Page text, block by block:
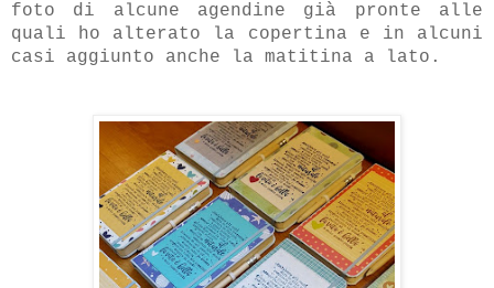
foto di alcune agendine già pronte alle
quali ho alterato la copertina e in alcuni
casi aggiunto anche la matitina a lato.